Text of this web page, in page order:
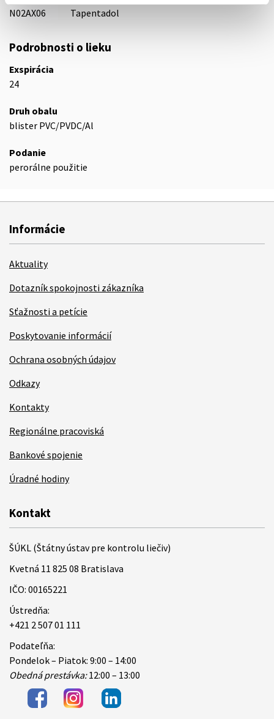
N02AX06
Tapentadol
Podrobnosti o lieku
Exspirácia
24
Druh obalu
blister PVC/PVDC/Al
Podanie
perorálne použitie
Informácie
Aktuality
Dotazník spokojnosti zákazníka
Sťažnosti a petície
Poskytovanie informácií
Ochrana osobných údajov
Odkazy
Kontakty
Regionálne pracoviská
Bankové spojenie
Úradné hodiny
Kontakt
ŠÚKL (Štátny ústav pre kontrolu liečiv)
Kvetná 11 825 08 Bratislava
IČO: 00165221
Ústredňa:
+421 2 507 01 111
Podateľňa:
Pondelok – Piatok: 9:00 – 14:00
Obedná prestávka:12:00 – 13:00